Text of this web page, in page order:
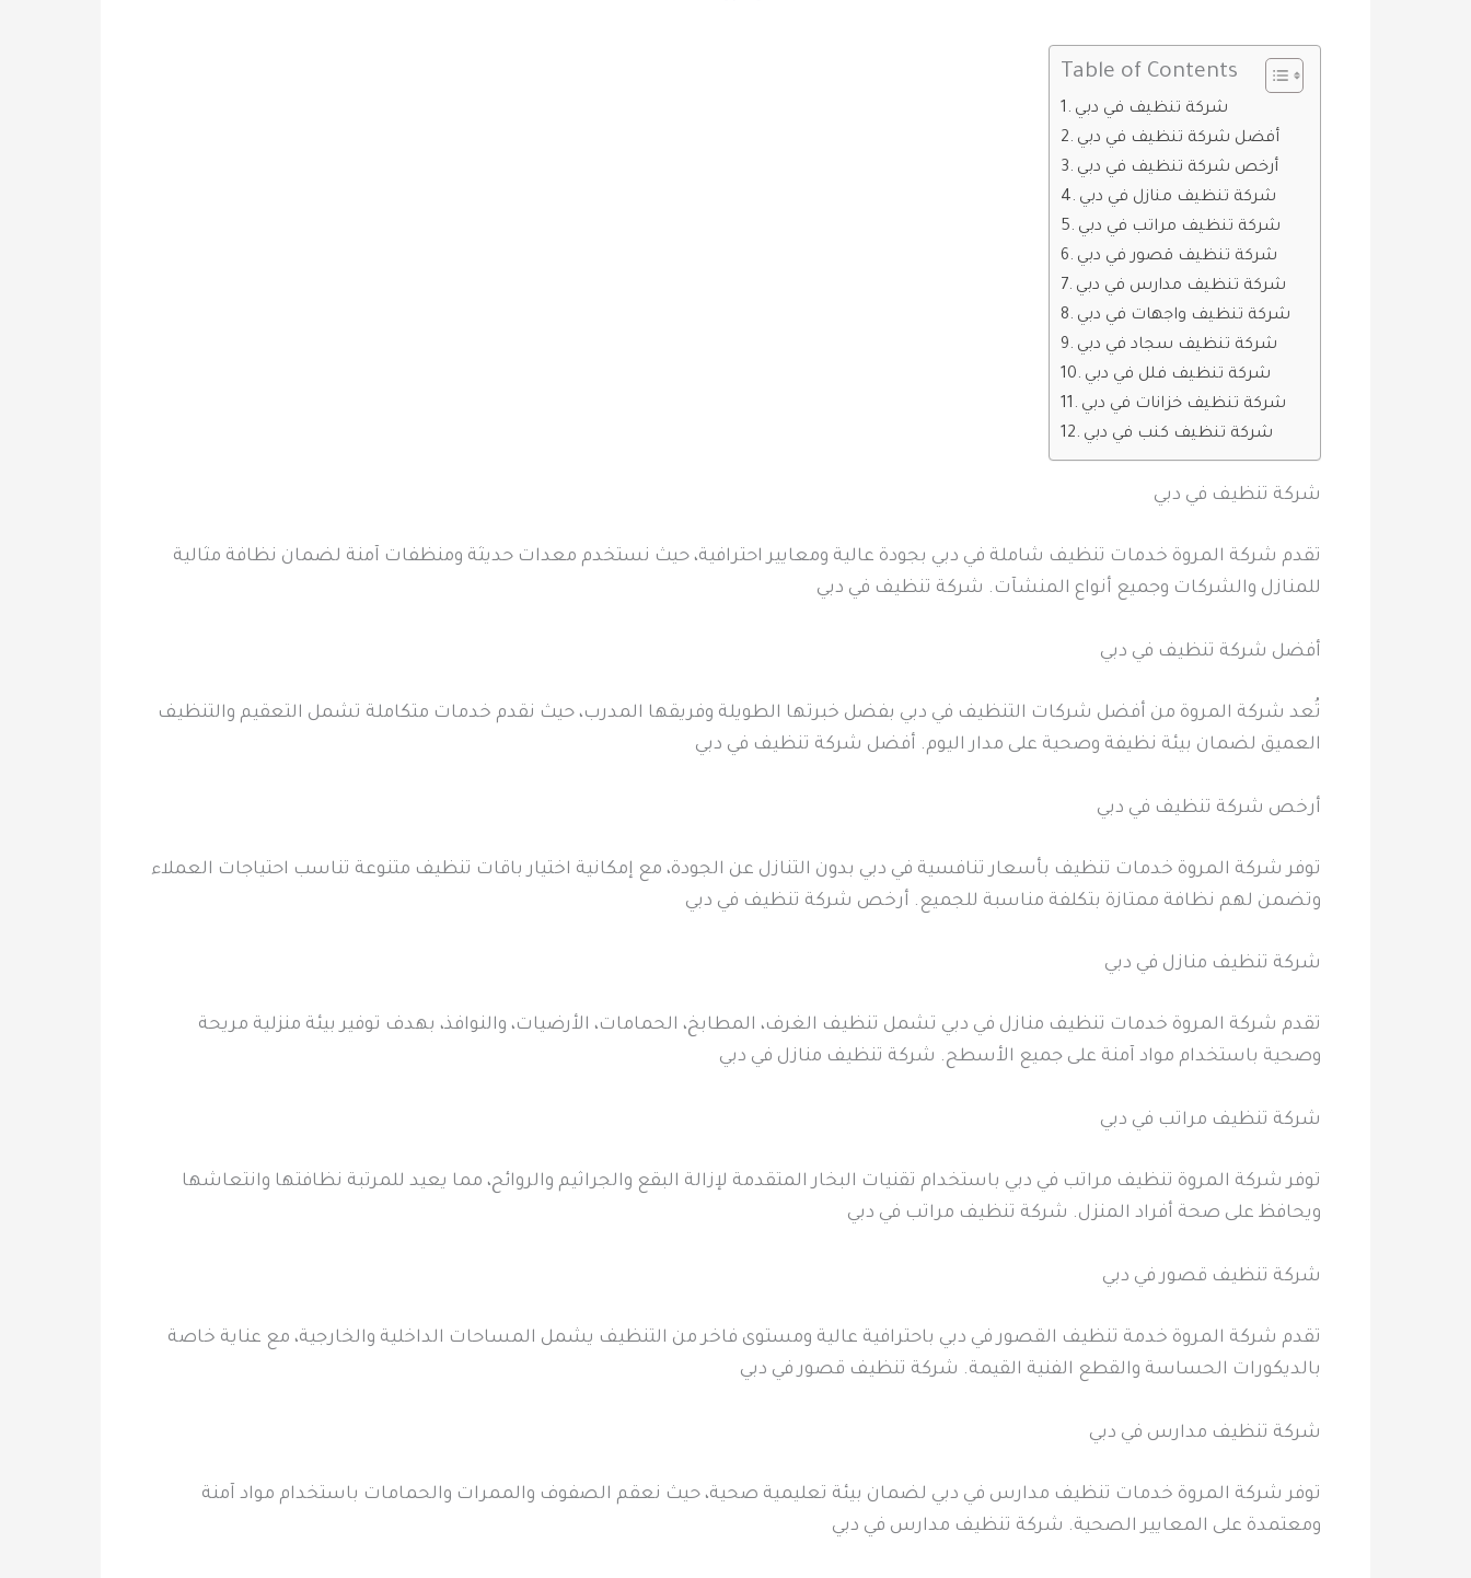
Table of Contents
شركة تنظيف في دبي
أفضل شركة تنظيف في دبي
أرخص شركة تنظيف في دبي
شركة تنظيف منازل في دبي
شركة تنظيف مراتب في دبي
شركة تنظيف قصور في دبي
شركة تنظيف مدارس في دبي
شركة تنظيف واجهات في دبي
شركة تنظيف سجاد في دبي
شركة تنظيف فلل في دبي
شركة تنظيف خزانات في دبي
شركة تنظيف كنب في دبي
شركة تنظيف في دبي
تقدم شركة المروة خدمات تنظيف شاملة في دبي بجودة عالية ومعايير احترافية، حيث نستخدم معدات حديثة ومنظفات آمنة لضمان نظافة مثالية
للمنازل والشركات وجميع أنواع المنشآت. شركة تنظيف في دبي
أفضل شركة تنظيف في دبي
تُعد شركة المروة من أفضل شركات التنظيف في دبي بفضل خبرتها الطويلة وفريقها المدرب، حيث نقدم خدمات متكاملة تشمل التعقيم والتنظيف
العميق لضمان بيئة نظيفة وصحية على مدار اليوم. أفضل شركة تنظيف في دبي
أرخص شركة تنظيف في دبي
توفر شركة المروة خدمات تنظيف بأسعار تنافسية في دبي بدون التنازل عن الجودة، مع إمكانية اختيار باقات تنظيف متنوعة تناسب احتياجات العملاء
وتضمن لهم نظافة ممتازة بتكلفة مناسبة للجميع. أرخص شركة تنظيف في دبي
شركة تنظيف منازل في دبي
تقدم شركة المروة خدمات تنظيف منازل في دبي تشمل تنظيف الغرف، المطابخ، الحمامات، الأرضيات، والنوافذ، بهدف توفير بيئة منزلية مريحة
وصحية باستخدام مواد آمنة على جميع الأسطح. شركة تنظيف منازل في دبي
شركة تنظيف مراتب في دبي
توفر شركة المروة تنظيف مراتب في دبي باستخدام تقنيات البخار المتقدمة لإزالة البقع والجراثيم والروائح، مما يعيد للمرتبة نظافتها وانتعاشها
ويحافظ على صحة أفراد المنزل. شركة تنظيف مراتب في دبي
شركة تنظيف قصور في دبي
تقدم شركة المروة خدمة تنظيف القصور في دبي باحترافية عالية ومستوى فاخر من التنظيف يشمل المساحات الداخلية والخارجية، مع عناية خاصة
بالديكورات الحساسة والقطع الفنية القيمة. شركة تنظيف قصور في دبي
شركة تنظيف مدارس في دبي
توفر شركة المروة خدمات تنظيف مدارس في دبي لضمان بيئة تعليمية صحية، حيث نعقم الصفوف والممرات والحمامات باستخدام مواد آمنة
ومعتمدة على المعايير الصحية. شركة تنظيف مدارس في دبي